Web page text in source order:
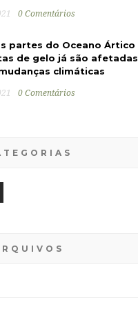
0 Comentários
partes do Oceano Ártico
de gelo já são afetadas
climáticas
0 Comentários